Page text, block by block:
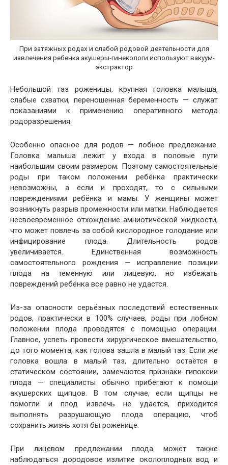
При затяжных родах и слабой родовой деятельности для
извлечения ребенка акушеры-гинекологи используют вакуум-
экстрактор
Небольшой таз роженицы, крупная головка малыша,
слабые схватки, переношенная беременность — служат
показаниями к применению оперативного метода
родоразрешения.
Особенно опасное для родов — лобное предлежание.
Головка малыша лежит у входа в половые пути
наибольшим своим размером. Поэтому самостоятельные
роды при таком положении ребёнка практически
невозможны, а если и проходят, то с сильными
повреждениями ребёнка и мамы. У женщины может
возникнуть разрыв промежности или матки. Наблюдается
несвоевременное отхождение амниотической жидкости,
что может повлечь за собой кислородное голодание или
инфицирование плода. Длительность родов
увеличивается. Единственная возможность
самостоятельного рождения — исправление позиции
плода на теменную или лицевую, но избежать
повреждений ребёнка все равно не удастся.
Из-за опасности серьёзных последствий естественных
родов, практически в 100% случаев, роды при лобном
положении плода проводятся с помощью операции.
Главное, успеть провести хирургическое вмешательство,
до того момента, как голова зашла в малый таз. Если же
головка вошла в малый таз, длительно остаётся в
статическом состоянии, замечаются признаки гипоксии
плода — специалисты обычно прибегают к помощи
акушерских щипцов. В том случае, если щипцы не
помогли и плод извлечь не удаётся, приходится
выполнять разрушающую плода операцию, чтоб
сохранить жизнь хотя бы роженице.
При лицевом предлежании плода может также
наблюдаться дородовое излитие околоплодных вод и